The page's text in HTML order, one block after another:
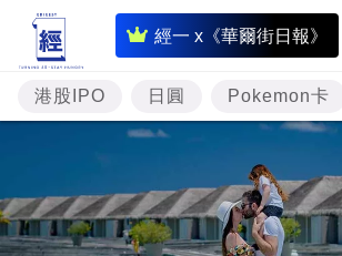
經一 x《華爾街日報》
即
時
財
經
題
投
港股IPO 日圓 Pokemon卡